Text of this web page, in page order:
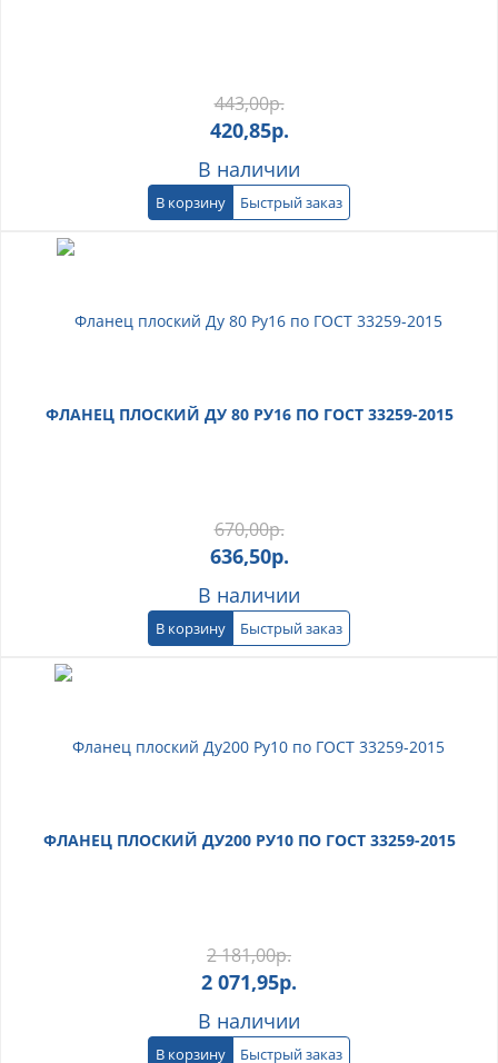
443,00р.
420,85р.
В наличии
В корзину Быстрый заказ
ФЛАНЕЦ ПЛОСКИЙ ДУ 80 РУ16 ПО ГОСТ 33259-2015
670,00р.
636,50р.
В наличии
В корзину Быстрый заказ
ФЛАНЕЦ ПЛОСКИЙ ДУ200 РУ10 ПО ГОСТ 33259-2015
2 181,00р.
2 071,95р.
В наличии
В корзину Быстрый заказ